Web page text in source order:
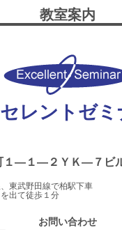
教室案内
レントゼミ
１―１―２ＹＫ―７ビ
東武野田線で柏駅下車
出て徒歩１分
お問い合わせ